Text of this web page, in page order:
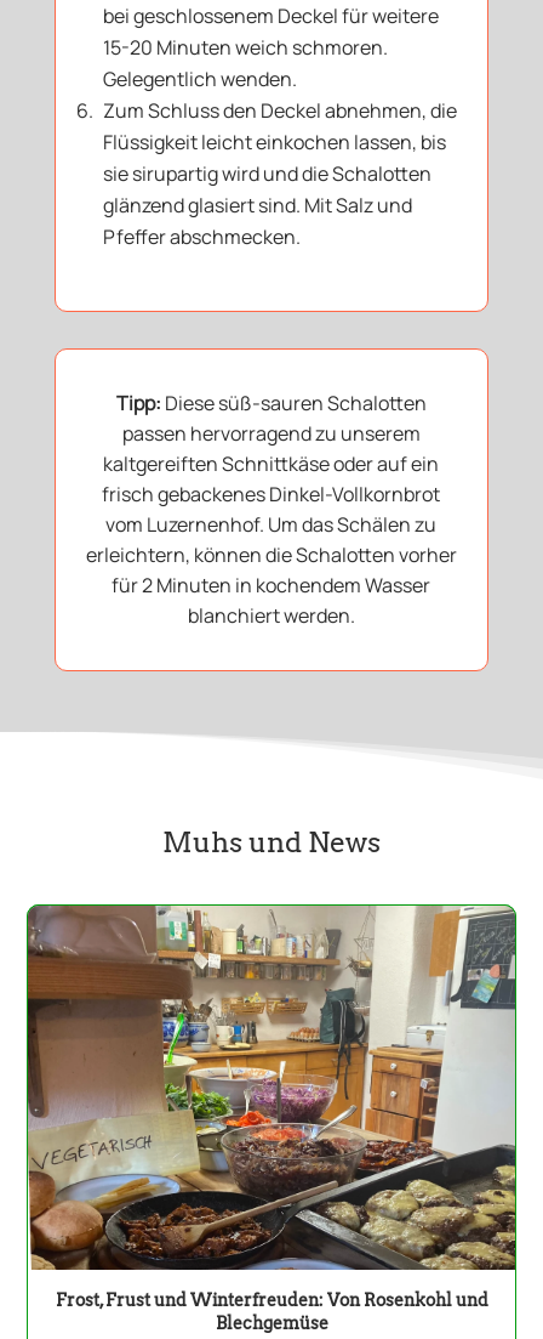
bei geschlossenem Deckel für weitere
15-20 Minuten weich schmoren.
Gelegentlich wenden.
Zum Schluss den Deckel abnehmen, die
Flüssigkeit leicht einkochen lassen, bis
sie sirupartig wird und die Schalotten
glänzend glasiert sind. Mit Salz und
Pfeffer abschmecken.
Tipp: Diese süß-sauren Schalotten
passen hervorragend zu unserem
kaltgereiften Schnittkäse oder auf ein
frisch gebackenes Dinkel-Vollkornbrot
vom Luzernenhof. Um das Schälen zu
erleichtern, können die Schalotten vorher
für 2 Minuten in kochendem Wasser
blanchiert werden.
Muhs und News
Frost, Frust und Winterfreuden: Von Rosenkohl und
Blechgemüse